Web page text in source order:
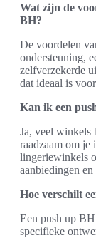
Wat zijn de
BH?
De voordelen
ondersteuning,
zelfverzekerde
dat ideaal is
Kan ik een
Ja, veel winkels
raadzaam om je
lingeriewinkels
aanbiedingen
Hoe verschilt
Een push up
specifieke